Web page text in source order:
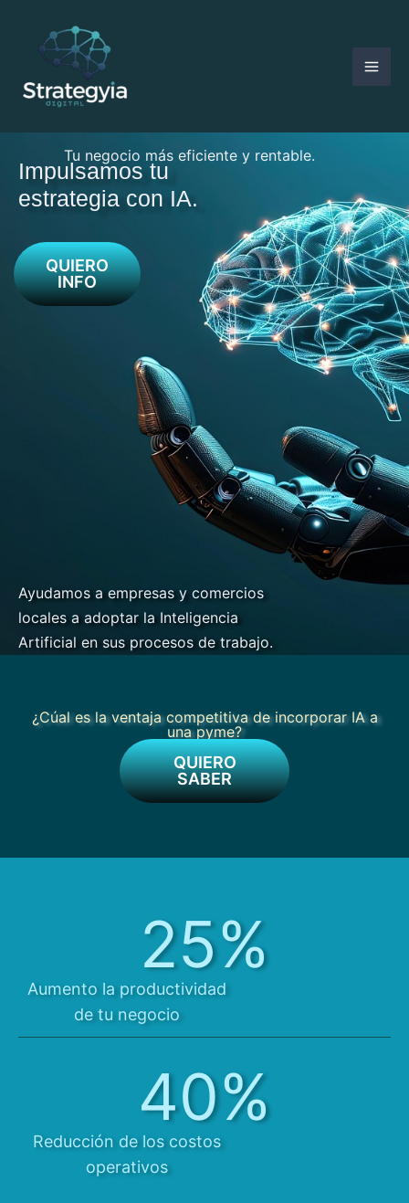
contenido
Tu negocio más eficiente y rentable.
Impulsamos tu
estrategia con IA.
QUIERO
INFO
Ayudamos a empresas y comercios
locales a adoptar la Inteligencia
Artificial en sus procesos de trabajo.
¿Cúal es la ventaja competitiva de incorporar IA a
una pyme?
QUIERO
SABER
25%
Aumento la productividad
de tu negocio
40%
Reducción de los costos
operativos